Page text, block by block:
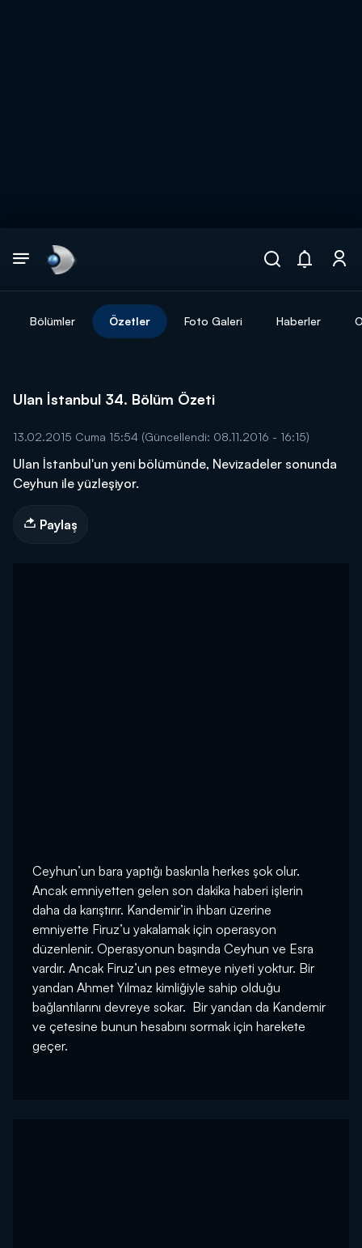
Bölümler Özetler Foto Galeri Haberler
Ulan İstanbul 34. Bölüm Özeti
13.02.2015 Cuma 15:54 (Güncellendi: 08.11.2016 - 16:15)
Ulan İstanbul'un yeni bölümünde, Nevizadeler sonunda
Ceyhun ile yüzleşiyor.
Paylaş
Ceyhun’un bara yaptığı baskınla herkes şok olur.
Ancak emniyetten gelen son dakika haberi işlerin
daha da karıştırır. Kandemir’in ihbarı üzerine
emniyette Firuz’u yakalamak için operasyon
düzenlenir. Operasyonun başında Ceyhun ve Esra
vardır. Ancak Firuz’un pes etmeye niyeti yoktur. Bir
yandan Ahmet Yılmaz kimliğiyle sahip olduğu
bağlantılarını devreye sokar. Bir yandan da Kandemir
ve çetesine bunun hesabını sormak için harekete
geçer.